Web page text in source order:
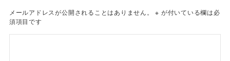
メールアドレスが公開されることはありません。 ※ が付いている欄は必
須項目です